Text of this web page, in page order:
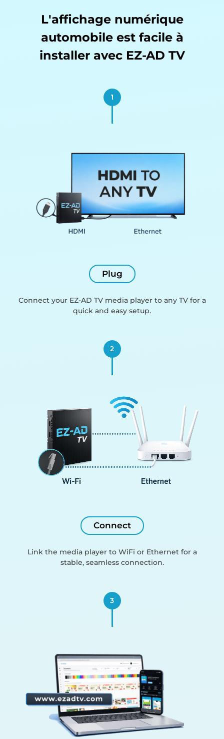
L'affichage numérique
automobile est facile à
installer avec EZ-AD TV
1
Plug
Connect your EZ-AD TV media player to any TV for a
quick and easy setup.
2
Connect
Link the media player to WiFi or Ethernet for a
stable, seamless connection.
3